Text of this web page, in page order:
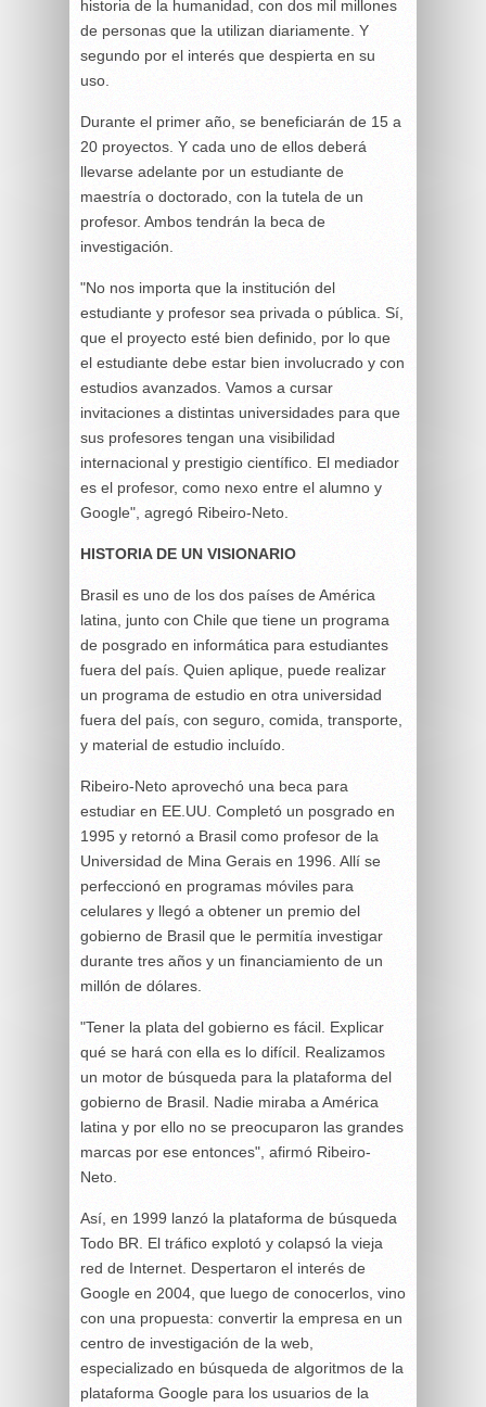
historia de la humanidad, con dos mil millones
de personas que la utilizan diariamente. Y
segundo por el interés que despierta en su
uso.
Durante el primer año, se beneficiarán de 15 a
20 proyectos. Y cada uno de ellos deberá
llevarse adelante por un estudiante de
maestría o doctorado, con la tutela de un
profesor. Ambos tendrán la beca de
investigación.
"No nos importa que la institución del
estudiante y profesor sea privada o pública. Sí,
que el proyecto esté bien definido, por lo que
el estudiante debe estar bien involucrado y con
estudios avanzados. Vamos a cursar
invitaciones a distintas universidades para que
sus profesores tengan una visibilidad
internacional y prestigio científico. El mediador
es el profesor, como nexo entre el alumno y
Google", agregó Ribeiro-Neto.
HISTORIA DE UN VISIONARIO
Brasil es uno de los dos países de América
latina, junto con Chile que tiene un programa
de posgrado en informática para estudiantes
fuera del país. Quien aplique, puede realizar
un programa de estudio en otra universidad
fuera del país, con seguro, comida, transporte,
y material de estudio incluído.
Ribeiro-Neto aprovechó una beca para
estudiar en EE.UU. Completó un posgrado en
1995 y retornó a Brasil como profesor de la
Universidad de Mina Gerais en 1996. Allí se
perfeccionó en programas móviles para
celulares y llegó a obtener un premio del
gobierno de Brasil que le permitía investigar
durante tres años y un financiamiento de un
millón de dólares.
"Tener la plata del gobierno es fácil. Explicar
qué se hará con ella es lo difícil. Realizamos
un motor de búsqueda para la plataforma del
gobierno de Brasil. Nadie miraba a América
latina y por ello no se preocuparon las grandes
marcas por ese entonces", afirmó Ribeiro-
Neto.
Así, en 1999 lanzó la plataforma de búsqueda
Todo BR. El tráfico explotó y colapsó la vieja
red de Internet. Despertaron el interés de
Google en 2004, que luego de conocerlos, vino
con una propuesta: convertir la empresa en un
centro de investigación de la web,
especializado en búsqueda de algoritmos de la
plataforma Google para los usuarios de la